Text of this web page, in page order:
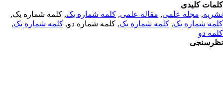
کلیدی
,مجله علمی, مقاله علمی, کلمه شماره یک, کلمه شماره یک,
شماره یک,کلمه شماره یک, کلمه شماره دو,کلمه شماره یک,
دو